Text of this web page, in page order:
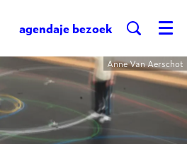
agendaje bezoek Menu
Anne Van Aerschot